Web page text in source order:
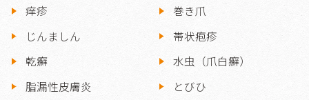
痒疹
巻き爪
じんましん
帯状疱疹
乾癬
水虫（爪白癬）
脂漏性皮膚炎
とびひ